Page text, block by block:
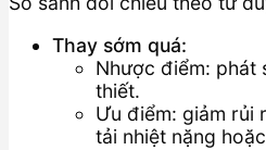
Thay sớm quá:
Nhược điểm: phát
thiết.
Ưu điểm: giảm rủi
tải nhiệt nặng